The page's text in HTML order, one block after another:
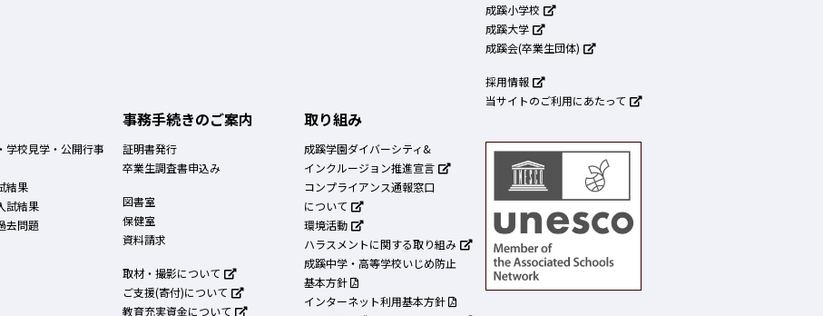
学校見学・公開行事
結果
試結果
去問題
事務手続きのご案内
証明書発行
卒業生調査書申込み
図書室
保健室
資料請求
取材・撮影について
ご支援(寄付)について
教育充実資金について
取り組み
成蹊学園ダイバーシティ&
インクルージョン推進宣言
コンプライアンス通報窓口
について
環境活動
ハラスメントに関する取り組み
成蹊中学・高等学校いじめ防止
基本方針
インターネット利用基本方針
成蹊小学校
成蹊大学
成蹊会(卒業生団体)
採用情報
当サイトのご利用にあたって